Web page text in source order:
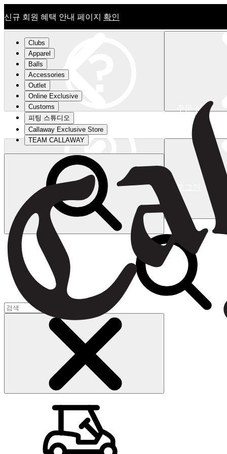
신규 회원 혜택 안내 페이지 확인
신규 회원 혜택 안내 페이지확인
주문 상태
로그인
장바구니
Clubs
Apparel
Balls
Accessories
Outlet
Online Exclusive
Customs
피팅 스튜디오
Callaway Exclusive Store
TEAM CALLAWAY